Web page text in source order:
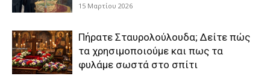
15 Μαρτίου 2026
Πήρατε Σταυρολούλουδα; Δείτε πώς
τα χρησιμοποιούμε και πως τα
φυλάμε σωστά στο σπίτι